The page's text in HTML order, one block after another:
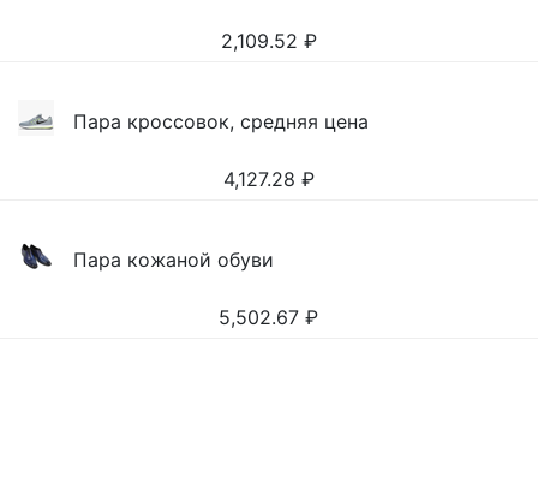
2,109.52 ₽
Пара кроссовок, средняя цена
4,127.28 ₽
Пара кожаной обуви
5,502.67 ₽